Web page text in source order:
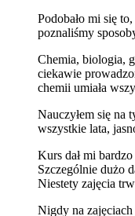
Podobało mi się
poznaliśmy
Chemia, biologia,
ciekawie
chemii umiała
Nauczyłem się na
wszystkie lata,
Kurs dał mi
Szczególnie dużo
Niestety zajęcia
Nigdy na zajęciach